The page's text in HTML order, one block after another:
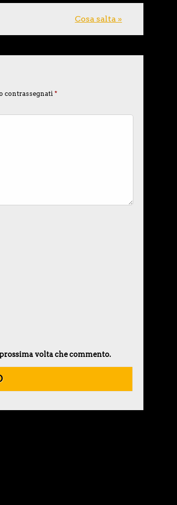
Cosa salta »
contrassegnati *
volta che commento.